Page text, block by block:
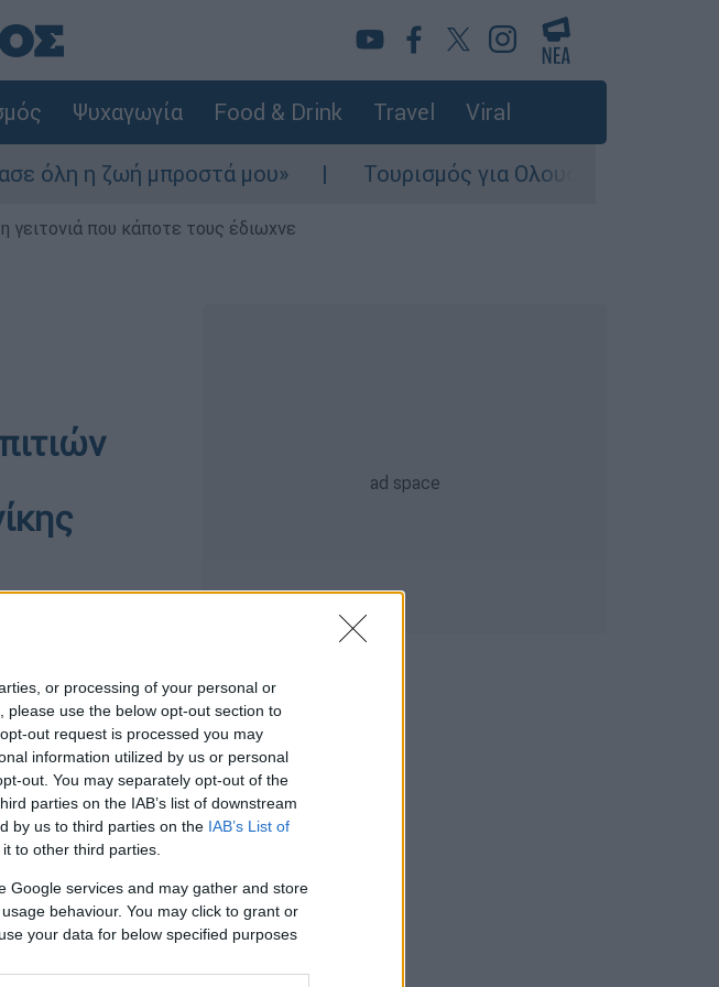
or processing of your personal or
use the below opt-out section to
out request is processed you may
information utilized by us or personal
out. You may separately opt-out of the
parties on the IAB’s list of downstream
by us to third parties on the IAB’s List of
to other third parties.
Google services and may gather and store
behaviour. You may click to grant or
your data for below specified purposes
Ψυχαγωγία Food & Drink Travel Viral
η ζωή μπροστά μου» Τουρισμός για Ολους 2026-2027: Τα
που κάποτε τους έδιωχνε